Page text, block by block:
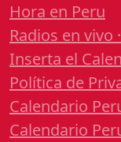
Hora en Peru
Radios en vivo
Inserta el
Política de
Calendario
Calendario